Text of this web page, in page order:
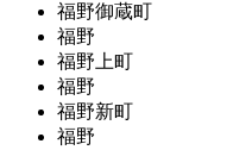
福野御蔵町
福野
福野上町
福野
福野新町
福野